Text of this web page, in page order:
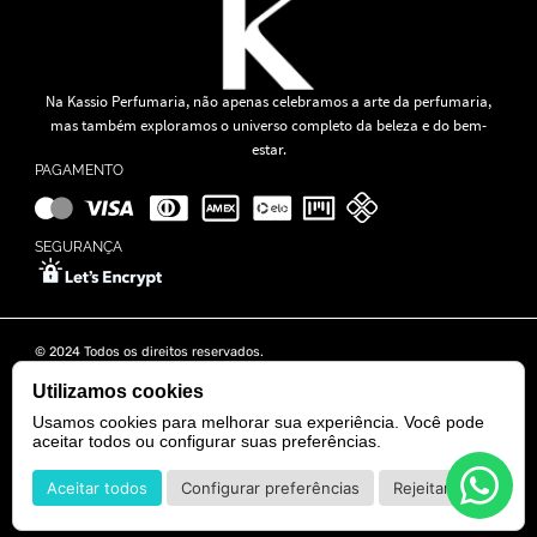
Na Kassio Perfumaria, não apenas celebramos a arte da perfumaria,
mas também exploramos o universo completo da beleza e do bem-
estar.
PAGAMENTO
SEGURANÇA
© 2024 Todos os direitos reservados.
Rua Tapajós n° 481- Edifício B&B Business - 7° Andar - Vila Brasília -
POWERED BY DEVELOPED BY
Utilizamos cookies
Usamos cookies para melhorar sua experiência. Você pode
aceitar todos ou configurar suas preferências.
Aceitar todos Configurar preferências Rejeitar